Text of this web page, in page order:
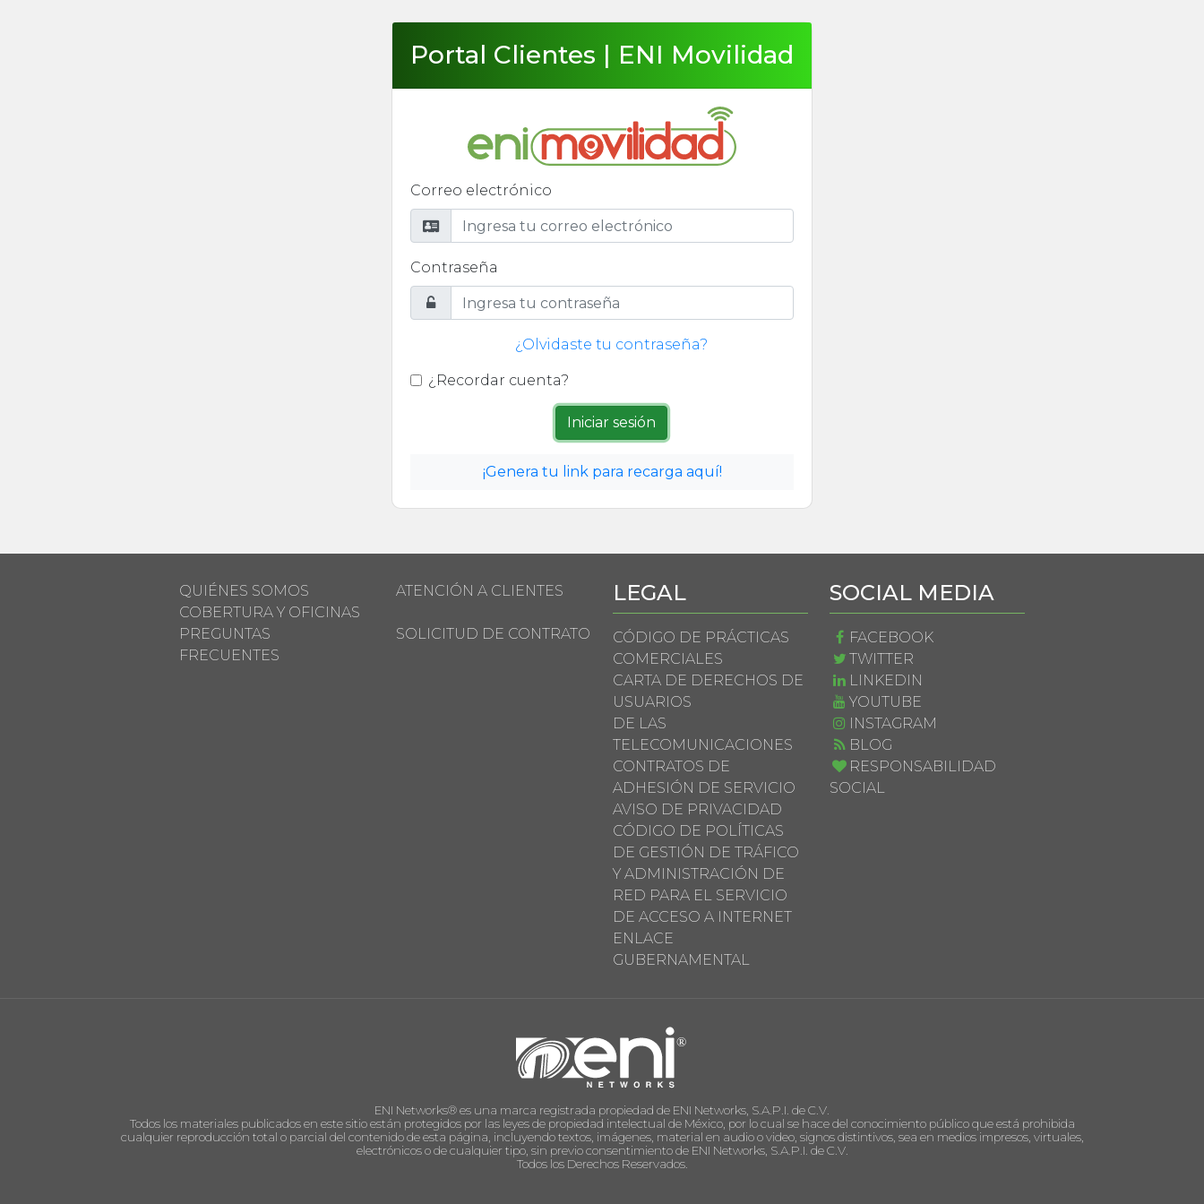
Portal Clientes | ENI Movilidad
Correo electrónico
Contraseña
¿Olvidaste tu contraseña?
¿Recordar cuenta?
¡Genera tu link para recarga aquí!
QUIÉNES SOMOS
COBERTURA Y OFICINAS
PREGUNTAS
FRECUENTES
ATENCIÓN A CLIENTES
SOLICITUD DE CONTRATO
LEGAL
CÓDIGO DE PRÁCTICAS
COMERCIALES
CARTA DE DERECHOS DE
USUARIOS
DE LAS
TELECOMUNICACIONES
CONTRATOS DE
ADHESIÓN DE SERVICIO
AVISO DE PRIVACIDAD
CÓDIGO DE POLÍTICAS
DE GESTIÓN DE TRÁFICO
Y ADMINISTRACIÓN DE
RED PARA EL SERVICIO
DE ACCESO A INTERNET
ENLACE
GUBERNAMENTAL
SOCIAL MEDIA
FACEBOOK
TWITTER
LINKEDIN
YOUTUBE
INSTAGRAM
BLOG
RESPONSABILIDAD
SOCIAL
ENI Networks® es una marca registrada propiedad de ENI Networks, S.A.P.I. de C.V.
Todos los materiales publicados en este sitio están protegidos por las leyes de propiedad intelectual de México, por lo cual se hace del conocimiento público que está prohibida
cualquier reproducción total o parcial del contenido de esta página, incluyendo textos, imágenes, material en audio o video, signos distintivos, sea en medios impresos, virtuales,
electrónicos o de cualquier tipo, sin previo consentimiento de ENI Networks, S.A.P.I. de C.V.
Todos los Derechos Reservados.